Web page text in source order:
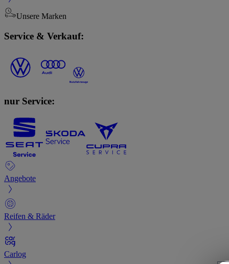
Unsere Marken
Service & Verkauf:
nur Service:
Angebote
Reifen & Räder
Carlog